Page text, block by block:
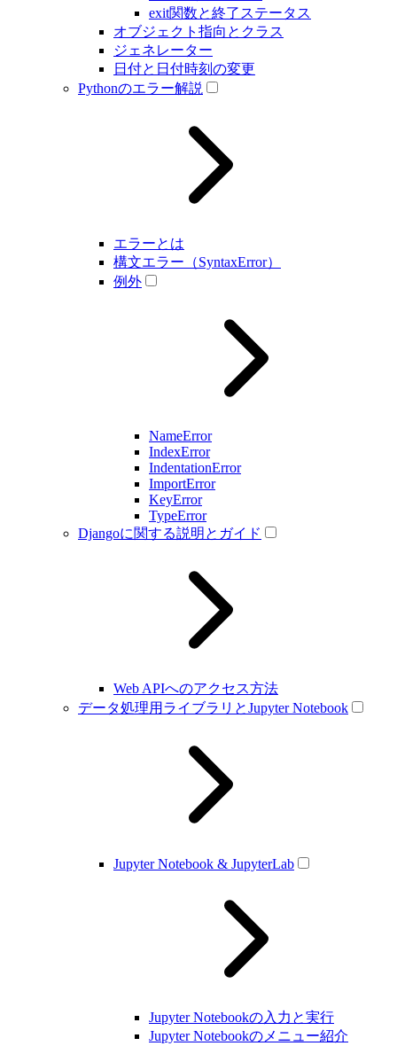
exit関数と終了ステータス
オブジェクト指向とクラス
ジェネレーター
日付と日付時刻の変更
Pythonのエラー解説
エラーとは
構文エラー（SyntaxError）
例外
NameError
IndexError
IndentationError
ImportError
KeyError
TypeError
Djangoに関する説明とガイド
Web APIへのアクセス方法
データ処理用ライブラリとJupyter Notebook
Jupyter Notebook & JupyterLab
Jupyter Notebookの入力と実行
Jupyter Notebookのメニュー紹介